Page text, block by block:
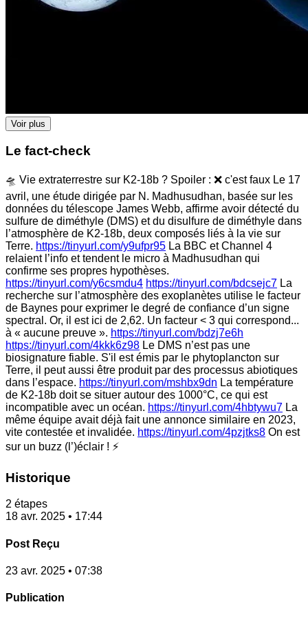
Voir plus
Le fact-check
🛸 Vie extraterrestre sur K2-18b ? Spoiler : ❌ c'est faux Le 17
avril, une étude dirigée par N. Madhusudhan, basée sur les
données du télescope James Webb, affirme avoir détecté du
sulfure de diméthyle (DMS) et du disulfure de diméthyle dans
l’atmosphère de K2-18b, deux composés liés à la vie sur
Terre. https://tinyurl.com/y9ufpr95 La BBC et Channel 4
relaient l’info et tendent le micro à Madhusudhan qui
confirme ses propres hypothèses.
https://tinyurl.com/y6csmdu4 https://tinyurl.com/bdcsejc7 La
recherche sur l’atmosphère des exoplanètes utilise le facteur
de Baynes pour exprimer le degré de confiance d’un signe
spectral. Or, il est ici de 2,62. Un facteur < 3 qui correspond...
à « aucune preuve ». https://tinyurl.com/bdzj7e6h
https://tinyurl.com/4kkk6z98 Le DMS n’est pas une
biosignature fiable. S'il est émis par le phytoplancton sur
Terre, il peut aussi être produit par des processus abiotiques
dans l’espace. https://tinyurl.com/mshbx9dn La température
de K2-18b doit se situer autour des 1000°C, ce qui est
incompatible avec un océan. https://tinyurl.com/4hbtywu7 La
même équipe avait déjà fait une annonce similaire en 2023,
vite contestée et invalidée. https://tinyurl.com/4pzjtks8 On est
sur un buzz (l’)éclair ! ⚡️
Historique
2 étapes
18 avr. 2025 • 17:44
Post Reçu
23 avr. 2025 • 07:38
Publication